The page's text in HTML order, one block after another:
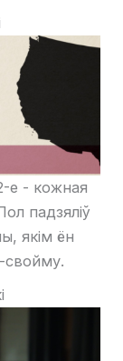
е - кожная
падзяліў
якім ён
свойму.